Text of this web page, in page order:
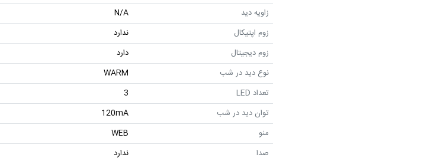
زاویه دید
N/A
زوم اپتیکال
ندارد
زوم دیجیتال
دارد
نوع دید در شب
WARM
تعداد LED
3
توان دید در شب
120mA
منو
WEB
صدا
ندارد